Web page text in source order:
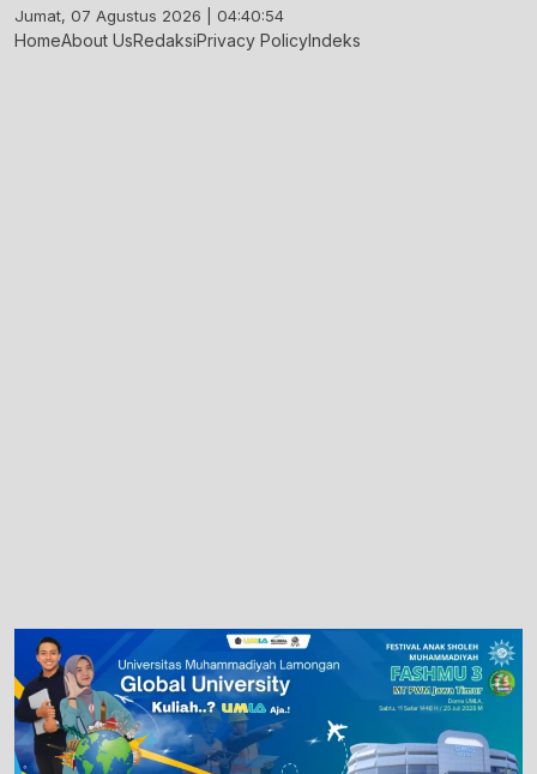
Skip
to
Jumat, 07 Agustus 2026 | 04:40:55
HomeAbout UsRedaksiPrivacy PolicyIndeks